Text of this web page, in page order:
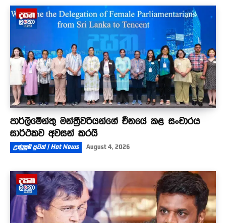
පාර්ලිමේන්තු මන්ත්‍රීවරියන්ගේ චීනයේ කළ සංචාරය
සාර්ථකව අවසන් කරයි
උණුසුම් පුවත් | Hot News August 4, 2026